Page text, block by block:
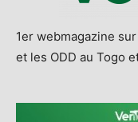
1er webmagazine
et les ODD au Togo